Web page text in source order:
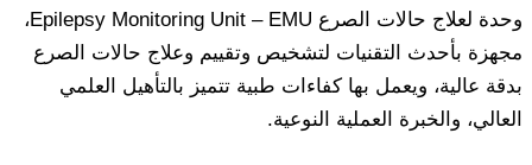
وحدة لعلاج حالات الصرع Epilepsy Monitoring Unit – EMU،
مجهزة بأحدث التقنيات لتشخيص وتقييم وعلاج حالات الصرع
بدقة عالية، ويعمل بها كفاءات طبية تتميز بالتأهيل العلمي
العالي، والخبرة العملية النوعية.